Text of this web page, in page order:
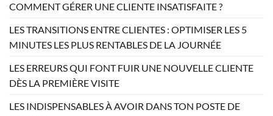
COMMENT GÉRER UNE CLIENTE INSATISFAITE ?
LES TRANSITIONS ENTRE CLIENTES : OPTIMISER LES 5
MINUTES LES PLUS RENTABLES DE LA JOURNÉE
LES ERREURS QUI FONT FUIR UNE NOUVELLE CLIENTE
DÈS LA PREMIÈRE VISITE
LES INDISPENSABLES À AVOIR DANS TON POSTE DE